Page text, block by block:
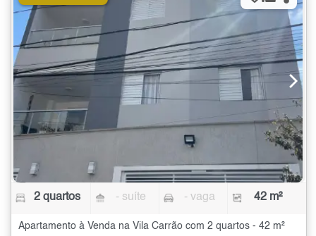
2 quartos - suíte - vaga 42 m²
Apartamento à Venda na Vila Carrão com 2 quartos - 42 m²